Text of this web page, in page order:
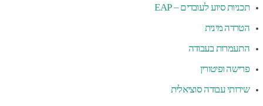
d
n
מ
תכניות סיוע לעובדים – EAP
הטרדה מינית
התעמרות בעבודה
פרישה ופיטורין
שירותי עבודה סוציאלית